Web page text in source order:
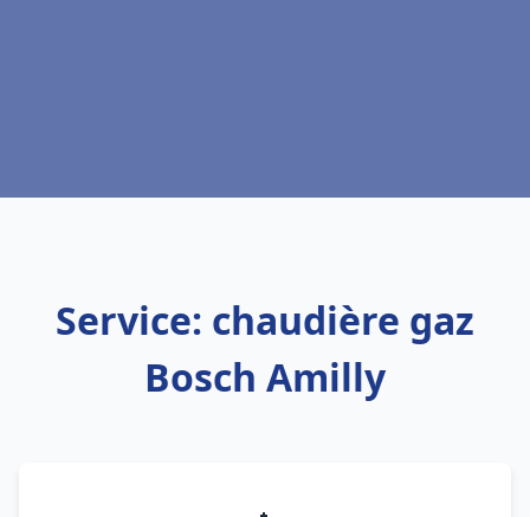
Service: chaudière gaz
Bosch Amilly